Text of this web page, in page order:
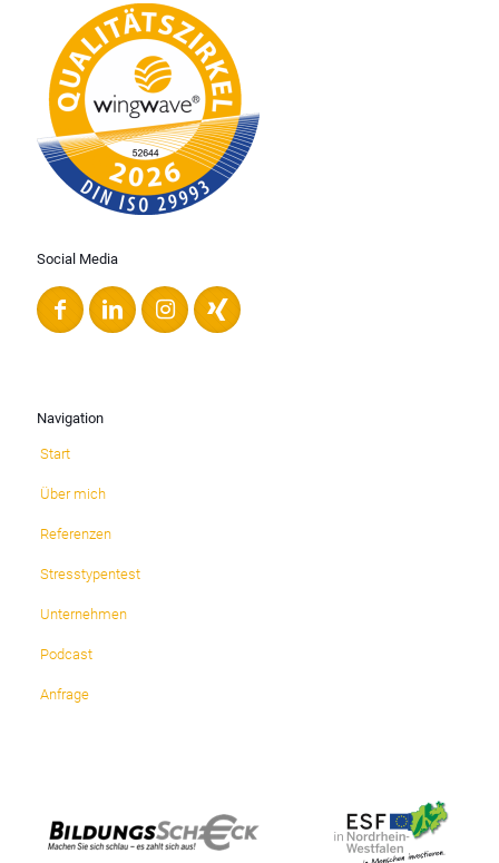
Navigation
Start
Über mich
Referenzen
Stresstypentest
Unternehmen
Podcast
Anfrage
Social Media